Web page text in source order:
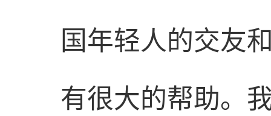
国年轻人的交友
有很大的帮助。